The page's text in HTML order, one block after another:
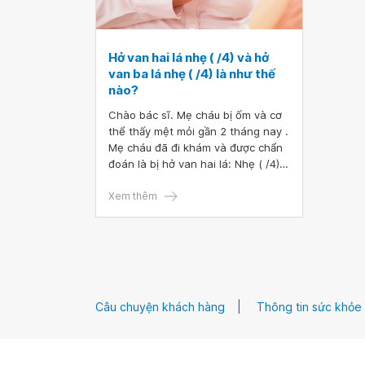
Hở van hai lá nhẹ ( /4) và hở
van ba lá nhẹ ( /4) là như thế
nào?
Chào bác sĩ. Mẹ cháu bị ốm và cơ
thể thấy mệt mỏi gần 2 tháng nay .
Mẹ cháu đã đi khám và được chẩn
đoán là bị hở van hai lá: Nhẹ ( /4)
Xem thêm
Câu chuyện khách hàng Thông tin sức khỏe